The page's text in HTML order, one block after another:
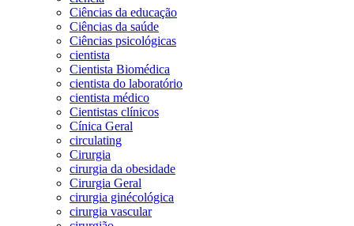
Ciências da educação
Ciências da saúde
Ciências psicológicas
cientista
Cientista Biomédica
cientista do laboratório
cientista médico
Cientistas clínicos
Cínica Geral
circulating
Cirurgia
cirurgia da obesidade
Cirurgia Geral
cirurgia ginécológica
cirurgia vascular